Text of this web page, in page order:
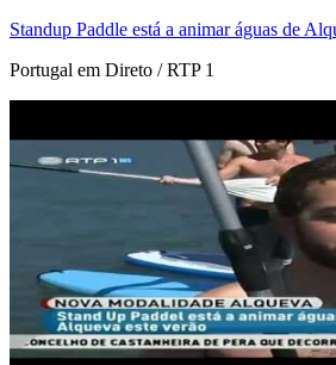
Standup Paddle está a animar águas de
Portugal em Direto / RTP 1